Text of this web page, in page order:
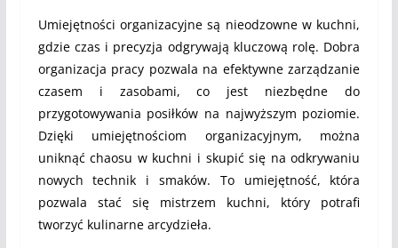
Umiejętności organizacyjne są nieodzowne w kuchni,
gdzie czas i precyzja odgrywają kluczową rolę. Dobra
organizacja pracy pozwala na efektywne zarządzanie
czasem i zasobami, co jest niezbędne do
przygotowywania posiłków na najwyższym poziomie.
Dzięki umiejętnościom organizacyjnym, można
uniknąć chaosu w kuchni i skupić się na odkrywaniu
nowych technik i smaków. To umiejętność, która
pozwala stać się mistrzem kuchni, który potrafi
tworzyć kulinarne arcydzieła.